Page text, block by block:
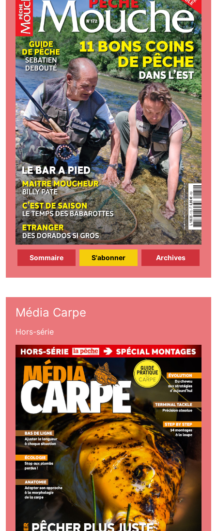
Sommaire S'abonner Archives
Média Carpe
Hors-série